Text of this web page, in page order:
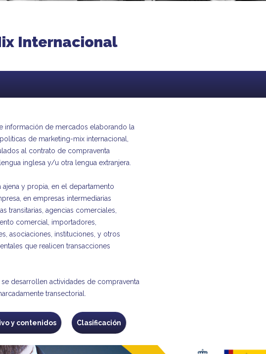
Internacional
información de mercados elaborando la
de marketing-mix internacional,
al contrato de compraventa
inglesa y/u otra lengua extranjera.
y propia, en el departamento
en empresas intermediarias
transitarias, agencias comerciales,
comercial, importadores,
asociaciones, instituciones, y otros
que realicen transacciones
desarrollen actividades de compraventa
transectorial.
y contenidos Clasificación